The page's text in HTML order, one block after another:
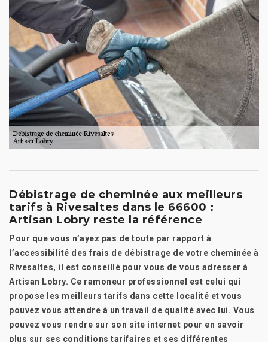
Débistrage de cheminée aux meilleurs
tarifs à Rivesaltes dans le 66600 :
Artisan Lobry reste la référence
Pour que vous n’ayez pas de toute par rapport à
l’accessibilité des frais de débistrage de votre cheminée à
Rivesaltes, il est conseillé pour vous de vous adresser à
Artisan Lobry. Ce ramoneur professionnel est celui qui
propose les meilleurs tarifs dans cette localité et vous
pouvez vous attendre à un travail de qualité avec lui. Vous
pouvez vous rendre sur son site internet pour en savoir
plus sur ses conditions tarifaires et ses différentes